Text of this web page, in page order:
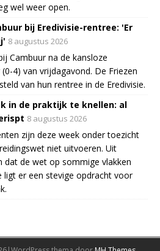
wel weer open.
bij Eredivisie-rentree: 'Er
8 augustus 2026
Cambuur na de kansloze
4) van vrijdagavond. De Friezen
van hun rentree in de Eredivisie.
in de praktijk te knellen: al
8 augustus 2026
zijn deze week onder toezicht
niet uitvoeren. Uit
dat de wet op sommige vlakken
er een stevige opdracht voor